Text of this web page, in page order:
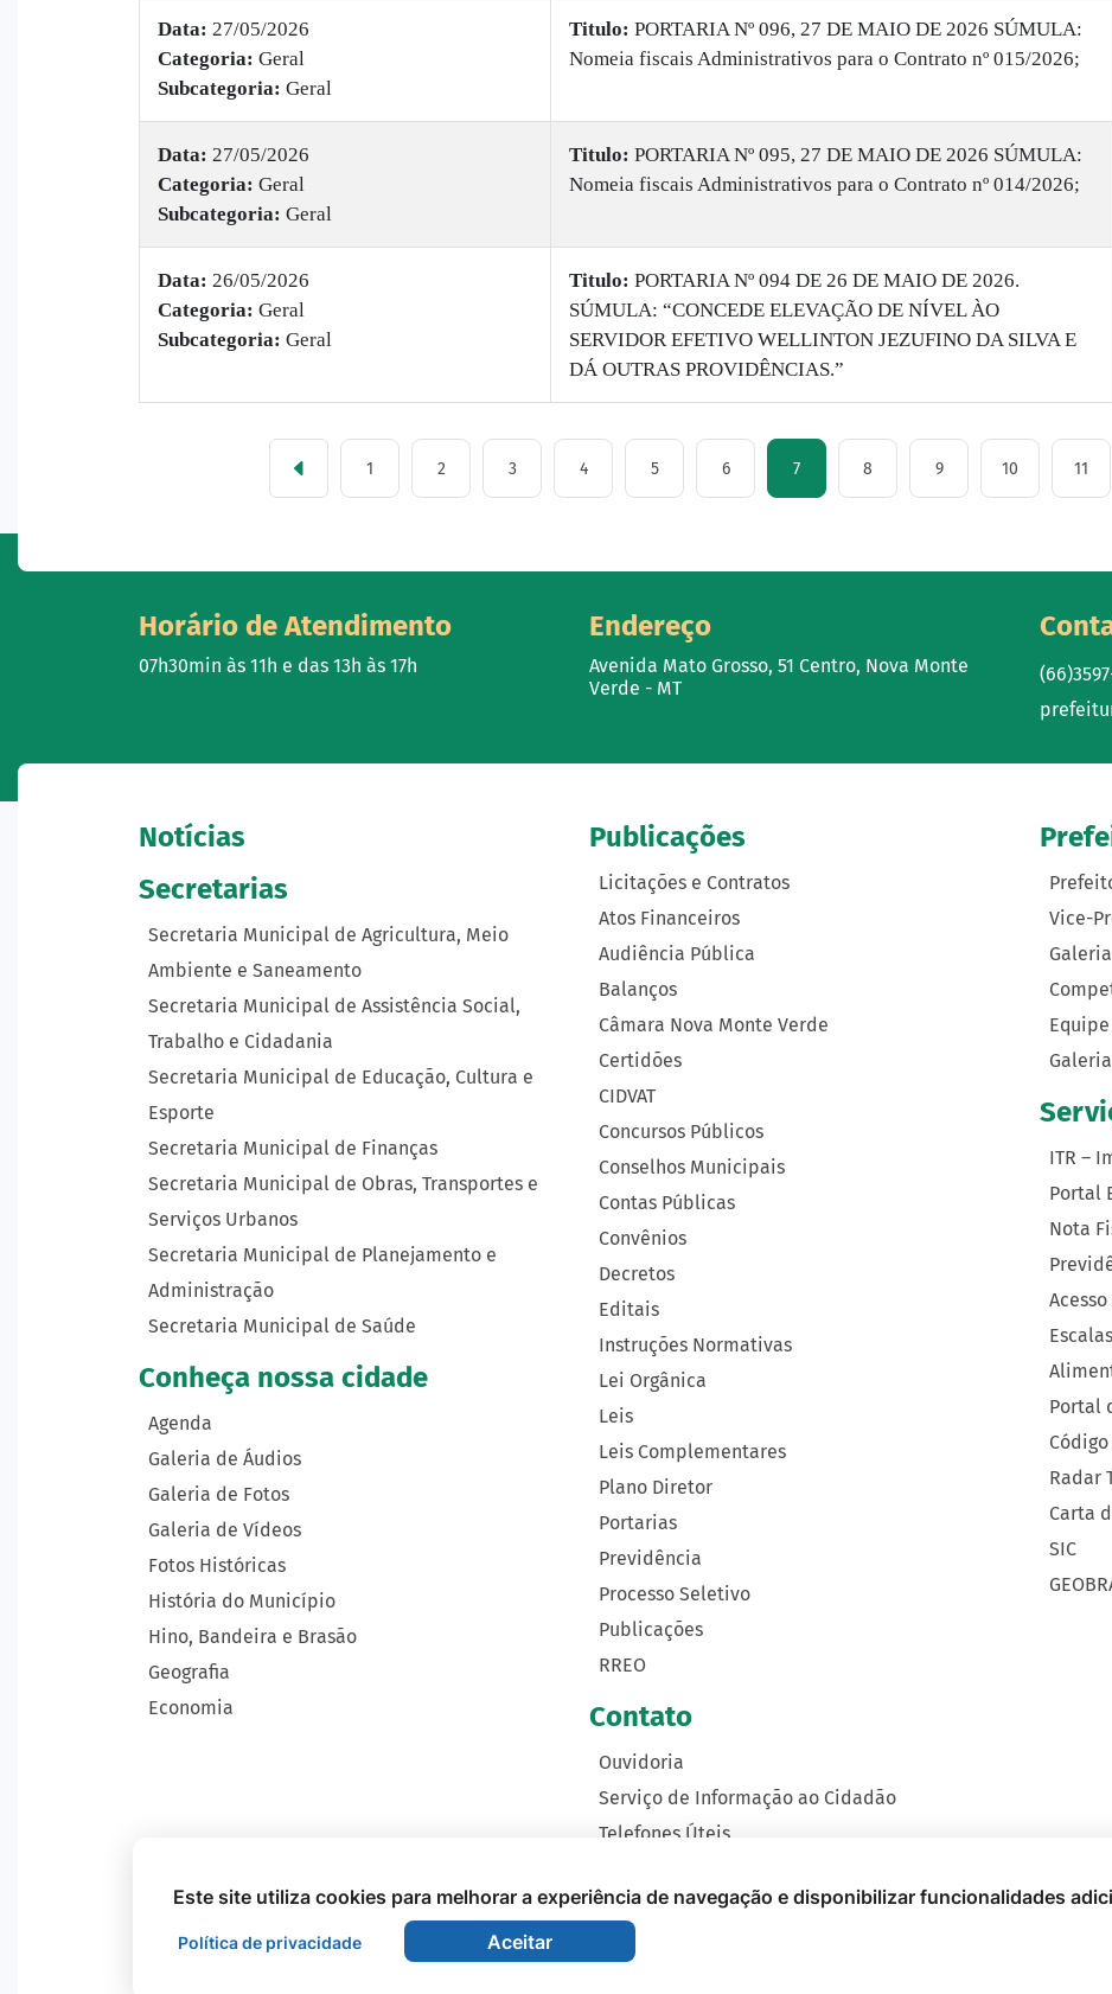
Data: 27/05/2026
Categoria: Geral
Subcategoria: Geral
Titulo: PORTARIA Nº 096, 27 DE MAIO DE 2026 SÚMULA:
Nomeia fiscais Administrativos para o Contrato nº 015/2026;
Data: 27/05/2026
Categoria: Geral
Subcategoria: Geral
Titulo: PORTARIA Nº 095, 27 DE MAIO DE 2026 SÚMULA:
Nomeia fiscais Administrativos para o Contrato nº 014/2026;
Data: 26/05/2026
Categoria: Geral
Subcategoria: Geral
Titulo: PORTARIA Nº 094 DE 26 DE MAIO DE 2026.
SÚMULA: “CONCEDE ELEVAÇÃO DE NÍVEL ÀO
SERVIDOR EFETIVO WELLINTON JEZUFINO DA SILVA E
DÁ OUTRAS PROVIDÊNCIAS.”
1 2 3 4 5 6 7 8 9 10 11
Horário de Atendimento
07h30min às 11h e das 13h às 17h
Endereço
Avenida Mato Grosso, 51 Centro, Nova Monte
Verde - MT
Notícias
Secretarias
Secretaria Municipal de Agricultura, Meio
Ambiente e Saneamento
Secretaria Municipal de Assistência Social,
Trabalho e Cidadania
Secretaria Municipal de Educação, Cultura e
Esporte
Secretaria Municipal de Finanças
Secretaria Municipal de Obras, Transportes e
Serviços Urbanos
Secretaria Municipal de Planejamento e
Administração
Secretaria Municipal de Saúde
Conheça nossa cidade
Agenda
Galeria de Áudios
Galeria de Fotos
Galeria de Vídeos
Fotos Históricas
História do Município
Hino, Bandeira e Brasão
Geografia
Economia
Publicações
Licitações e Contratos
Atos Financeiros
Audiência Pública
Balanços
Câmara Nova Monte Verde
Certidões
CIDVAT
Concursos Públicos
Conselhos Municipais
Contas Públicas
Convênios
Decretos
Editais
Instruções Normativas
Lei Orgânica
Leis
Leis Complementares
Plano Diretor
Portarias
Previdência
Processo Seletivo
Publicações
RREO
Contato
Ouvidoria
Serviço de Informação ao Cidadão
Telefones Úteis
Vice-
ITR –
Portal
Nota
Portal
Radar
Carta
SIC
Este site utiliza cookies para melhorar a experiência de navegação e disponibilizar funcionalidades
Política de privacidade Aceitar